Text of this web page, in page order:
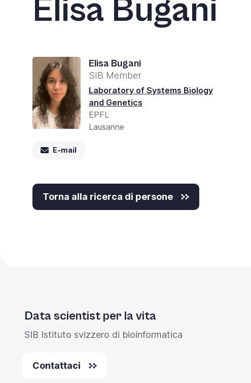
Elisa Bugani
Elisa Bugani
SIB Member
Laboratory of Systems Biology
and Genetics
EPFL
Lausanne
E-mail
Torna alla ricerca di persone
Data scientist per la vita
SIB Istituto svizzero di bioinformatica
Contattaci